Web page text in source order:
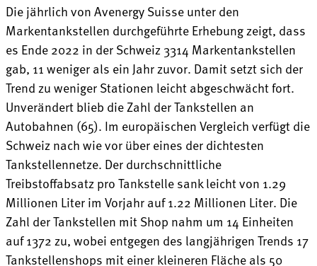
Die jährlich von Avenergy Suisse unter den
Markentankstellen durchgeführte Erhebung zeigt, dass
es Ende 2022 in der Schweiz 3314 Markentankstellen
gab, 11 weniger als ein Jahr zuvor. Damit setzt sich der
Trend zu weniger Stationen leicht abgeschwächt fort.
Unverändert blieb die Zahl der Tankstellen an
Autobahnen (65). Im europäischen Vergleich verfügt die
Schweiz nach wie vor über eines der dichtesten
Tankstellennetze. Der durchschnittliche
Treibstoffabsatz pro Tankstelle sank leicht von 1.29
Millionen Liter im Vorjahr auf 1.22 Millionen Liter. Die
Zahl der Tankstellen mit Shop nahm um 14 Einheiten
auf 1372 zu, wobei entgegen des langjährigen Trends 17
Tankstellenshops mit einer kleineren Fläche als 50